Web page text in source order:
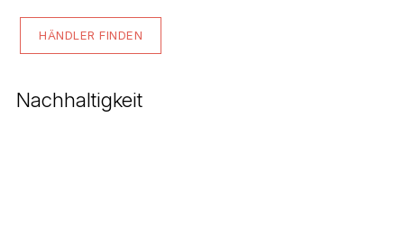
HÄNDLER FINDEN
Nachhaltigkeit